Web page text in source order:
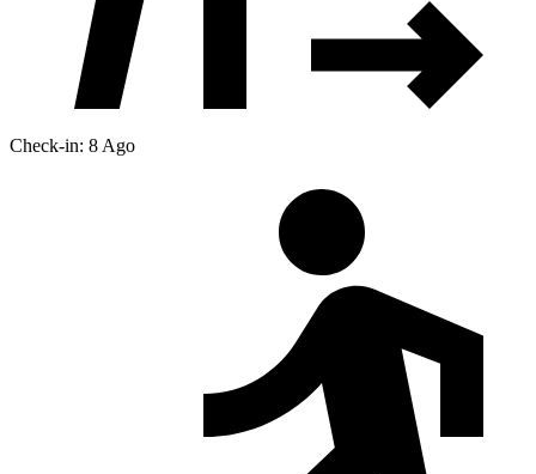
Check-in: 8 Ago